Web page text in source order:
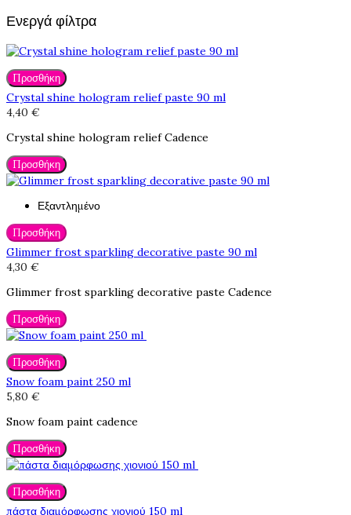
Ενεργά φίλτρα
Προσθήκη
Crystal shine hologram relief paste 90 ml
4,40 €
Crystal shine hologram relief Cadence
Προσθήκη
Εξαντλημένο
Προσθήκη
Glimmer frost sparkling decorative paste 90 ml
4,30 €
Glimmer frost sparkling decorative paste Cadence
Προσθήκη
Προσθήκη
Snow foam paint 250 ml
5,80 €
Snow foam paint cadence
Προσθήκη
Προσθήκη
πάστα διαμόρφωσης χιονιού 150 ml